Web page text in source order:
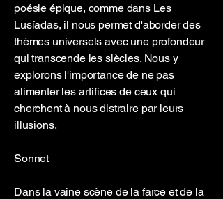
poésie épique, comme dans Les
Lusíadas, il nous permet d'aborder des
thèmes universels avec une profondeur
qui transcende les siècles. Nous y
explorons l'importance de ne pas
alimenter les artifices de ceux qui
cherchent à nous distraire par leurs
illusions.
Sonnet
Dans la vaine scène de la farce et de la